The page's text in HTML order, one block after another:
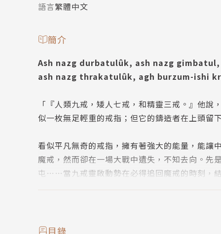
語言繁體中文
簡介
Ash nazg durbatulûk, ash nazg gimbatul,
ash nazg thrakatulûk, agh burzum-ishi
「『人類九戒，矮人七戒，和精靈三戒。』他
似一枚無足輕重的戒指；但它的鑄造者在上頭留
看似平凡無奇的戒指，擁有著強大的能量，能讓
魔戒，然而卻在一場大戰中遺失，不知去向。先
屯……當九戒靈啟動勢在必得追回魔戒的時刻，
《哈比人》與《魔戒》分別在一九三七年和一
托爾金的奇幻文學作品。膾炙人口之餘，也引發
目錄